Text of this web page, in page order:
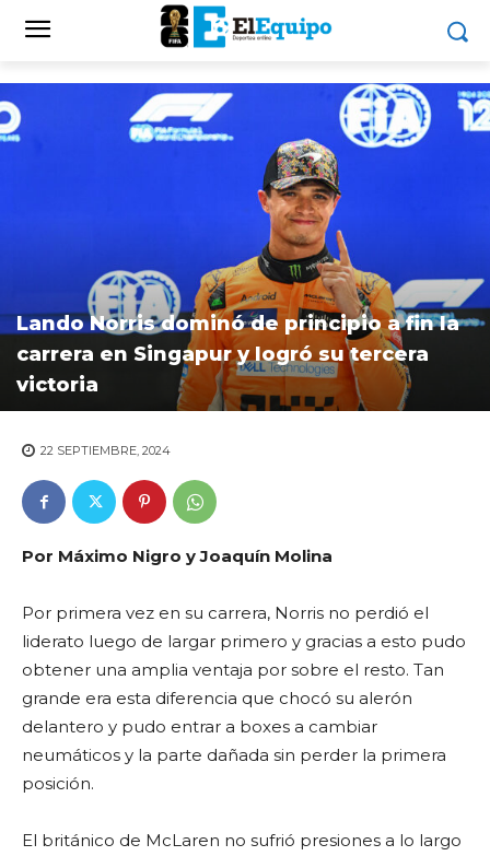
Lando Norris dominó de principio a fin la
carrera en Singapur y logró su tercera
victoria
22 SEPTIEMBRE, 2024
Por Máximo Nigro y Joaquín Molina
Por primera vez en su carrera, Norris no perdió el
liderato luego de largar primero y gracias a esto pudo
obtener una amplia ventaja por sobre el resto. Tan
grande era esta diferencia que chocó su alerón
delantero y pudo entrar a boxes a cambiar
neumáticos y la parte dañada sin perder la primera
posición.
El británico de McLaren no sufrió presiones a lo largo